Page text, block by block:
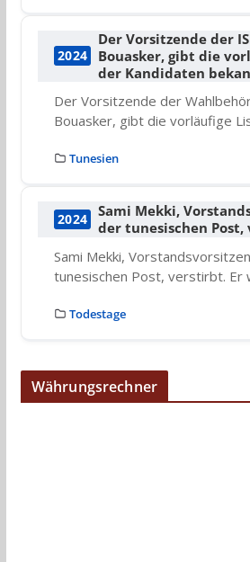
2024
Der Vorsitzende der
Bouasker, gibt die
der Kandidaten
Der Vorsitzende der
Bouasker, gibt die vorläufige
Tunesien
2024
Sami Mekki,
der tunesischen
Sami Mekki,
tunesischen Post, verstirbt. Er
Todestage
Währungsrechner